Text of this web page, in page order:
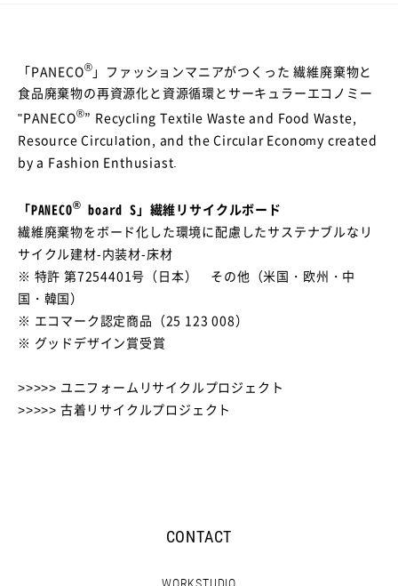
「PANECO®」ファッションマニアがつくった 繊維廃棄物と
食品廃棄物の再資源化と資源循環とサーキュラーエコノミー
"PANECO®” Recycling Textile Waste and Food Waste,
Resource Circulation, and the Circular Economy created
by a Fashion Enthusiast.
「PANECO® board S」繊維リサイクルボード
繊維廃棄物をボード化した環境に配慮したサステナブルなリ
サイクル建材-内装材-床材
※ 特許 第7254401号（日本） その他（米国・欧州・中
国・韓国）
※ エコマーク認定商品（25 123 008）
※ グッドデザイン賞受賞
>>>>> ユニフォームリサイクルプロジェクト
>>>>> 古着リサイクルプロジェクト
CONTACT
WORKSTUDIO